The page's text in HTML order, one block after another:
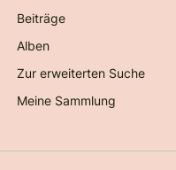
Beiträge
Alben
Zur erweiterten Suche
Meine Sammlung